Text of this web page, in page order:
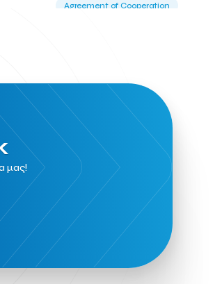
Agreement of Cooperation
Amirandes Grecotel Boutique Resort
Angela Gerekou
Applications
Archimedes Center
Artificial Intelligence
Athens News Agency
Athens University of Economics &
Business
Best accelerator
Best incubator
Bizrupt
Booths 34-35
Borrn
Boutique Hotel
Cactus Royal Spa & Resort Hotel.
Campsaround
Canaves Oia Suites
μας!